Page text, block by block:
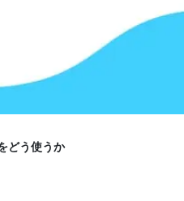
どう使うか